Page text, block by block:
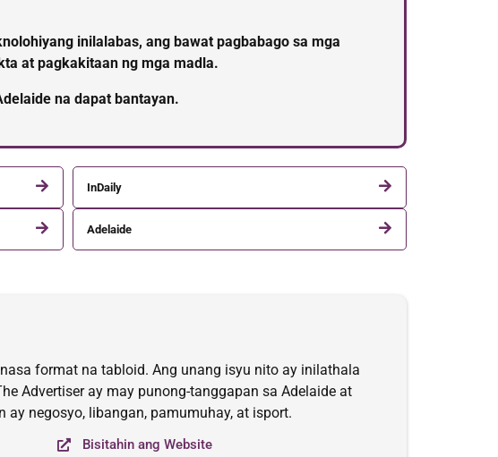
inilalabas, ang bawat pagbabago sa mga
at pagkakitaan ng mga madla.
na dapat bantayan.
InDaily
Adelaide
format na tabloid. Ang unang isyu nito ay inilathala
Advertiser ay may punong-tanggapan sa Adelaide at
negosyo, libangan, pamumuhay, at isport.
Bisitahin ang Website